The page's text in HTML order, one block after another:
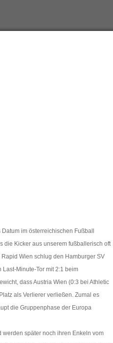
im österreichischen Fußball
die Kicker aus unserem fußballerisch oft
Wien schlug den Hamburger SV
Minute-Tor mit 2:1 beim
dass Austria Wien (0:3 bei Athletic
als Verlierer verließen. Zumal es
die Gruppenphase der Europa
später noch ihren Enkeln vom